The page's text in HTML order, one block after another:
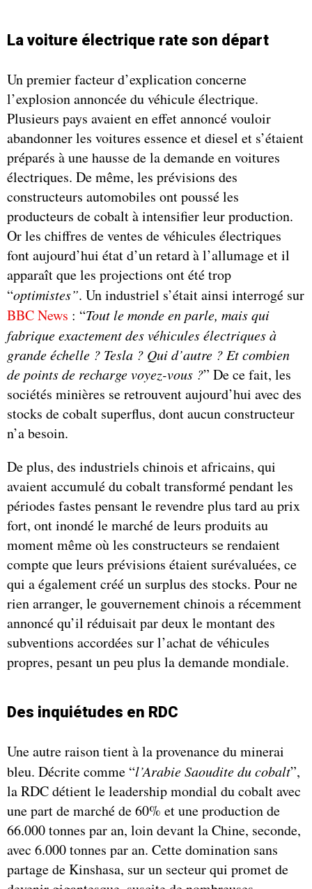
La voiture électrique rate son départ
Un premier facteur d’explication concerne
l’explosion annoncée du véhicule électrique.
Plusieurs pays avaient en effet annoncé vouloir
abandonner les voitures essence et diesel et s’étaient
préparés à une hausse de la demande en voitures
électriques. De même, les prévisions des
constructeurs automobiles ont poussé les
producteurs de cobalt à intensifier leur production.
Or les chiffres de ventes de véhicules électriques
font aujourd’hui état d’un retard à l’allumage et il
apparaît que les projections ont été trop
“optimistes”. Un industriel s’était ainsi interrogé sur
BBC News : “Tout le monde en parle, mais qui
fabrique exactement des véhicules électriques à
grande échelle ? Tesla ? Qui d’autre ? Et combien
de points de recharge voyez-vous ?” De ce fait, les
sociétés minières se retrouvent aujourd’hui avec des
stocks de cobalt superflus, dont aucun constructeur
n’a besoin.
De plus, des industriels chinois et africains, qui
avaient accumulé du cobalt transformé pendant les
périodes fastes pensant le revendre plus tard au prix
fort, ont inondé le marché de leurs produits au
moment même où les constructeurs se rendaient
compte que leurs prévisions étaient surévaluées, ce
qui a également créé un surplus des stocks. Pour ne
rien arranger, le gouvernement chinois a récemment
annoncé qu’il réduisait par deux le montant des
subventions accordées sur l’achat de véhicules
propres, pesant un peu plus la demande mondiale.
Des inquiétudes en RDC
Une autre raison tient à la provenance du minerai
bleu. Décrite comme “l’Arabie Saoudite du cobalt”,
la RDC détient le leadership mondial du cobalt avec
une part de marché de 60% et une production de
66.000 tonnes par an, loin devant la Chine, seconde,
avec 6.000 tonnes par an. Cette domination sans
partage de Kinshasa, sur un secteur qui promet de